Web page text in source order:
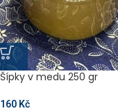
Šípky v medu 250 gr
160 Kč